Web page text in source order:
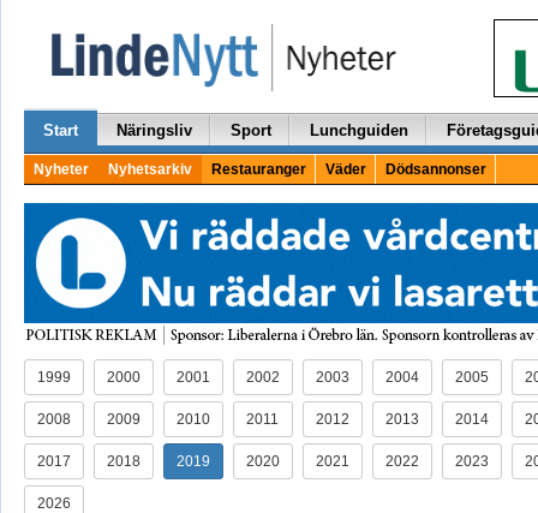
Start Näringsliv Sport Lunchguiden
Nyheter Nyhetsarkiv Restauranger Väder Dödsannonser
1999 2000 2001 2002 2003 2004 2005
2008 2009 2010 2011 2012 2013 2014
2017 2018 2019 2020 2021 2022 2023
2026